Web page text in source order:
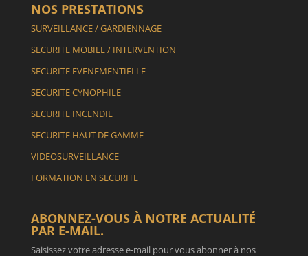
NOS PRESTATIONS
SURVEILLANCE / GARDIENNAGE
SECURITE MOBILE / INTERVENTION
SECURITE EVENEMENTIELLE
SECURITE CYNOPHILE
SECURITE INCENDIE
SECURITE HAUT DE GAMME
VIDEOSURVEILLANCE
FORMATION EN SECURITE
ABONNEZ-VOUS À NOTRE ACTUALITÉ
PAR E-MAIL.
Saisissez votre adresse e-mail pour vous abonner à nos